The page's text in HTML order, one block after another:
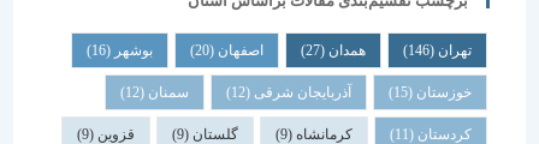
همدان اصفهان (20) بوشهر
خوزستان(15) آذربایجان شرقی(12) سمنان (12)
کردستان(11) کرمانشاه(9) گلستان (9) قزوین